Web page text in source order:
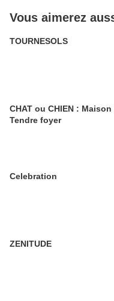
Vous aimerez
TOURNESOLS
CHAT ou CHIEN :
Tendre foyer
Celebration
ZENITUDE